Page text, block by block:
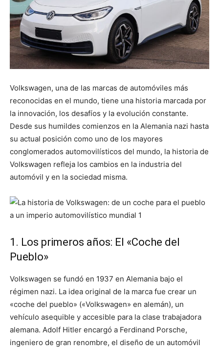
Volkswagen, una de las marcas de automóviles más
reconocidas en el mundo, tiene una historia marcada por
la innovación, los desafíos y la evolución constante.
Desde sus humildes comienzos en la Alemania nazi hasta
su actual posición como uno de los mayores
conglomerados automovilísticos del mundo, la historia de
Volkswagen refleja los cambios en la industria del
automóvil y en la sociedad misma.
1. Los primeros años: El «Coche del
Pueblo»
Volkswagen se fundó en 1937 en Alemania bajo el
régimen nazi. La idea original de la marca fue crear un
«coche del pueblo» («Volkswagen» en alemán), un
vehículo asequible y accesible para la clase trabajadora
alemana. Adolf Hitler encargó a Ferdinand Porsche,
ingeniero de gran renombre, el diseño de un automóvil